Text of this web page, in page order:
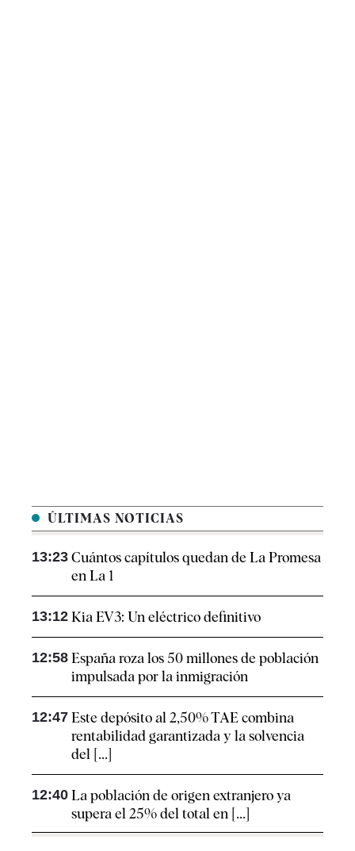
ÚLTIMAS NOTICIAS
13:23 Cuántos capítulos quedan de La Promesa
en La 1
13:12 Kia EV3: Un eléctrico definitivo
12:58 España roza los 50 millones de población
impulsada por la inmigración
12:47 Este depósito al 2,50% TAE combina
rentabilidad garantizada y la solvencia
del [...]
12:40 La población de origen extranjero ya
supera el 25% del total en [...]